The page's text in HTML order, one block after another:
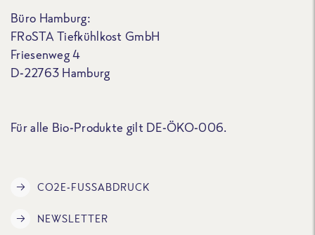
Büro Hamburg:
FRoSTA Tiefkühlkost GmbH
Friesenweg 4
D-22763 Hamburg
Für alle Bio-Produkte gilt DE-ÖKO-006.
CO2E-FUSSABDRUCK
NEWSLETTER